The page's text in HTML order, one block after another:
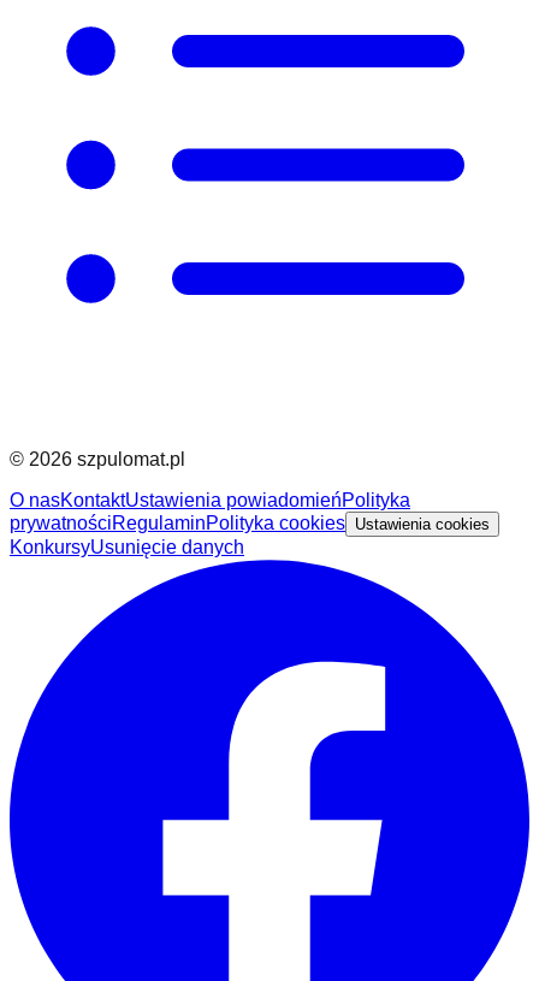
© 2026 szpulomat.pl
O nasKontaktUstawienia powiadomieńPolityka
prywatnościRegulaminPolityka cookies Ustawienia cookies
KonkursyUsunięcie danych